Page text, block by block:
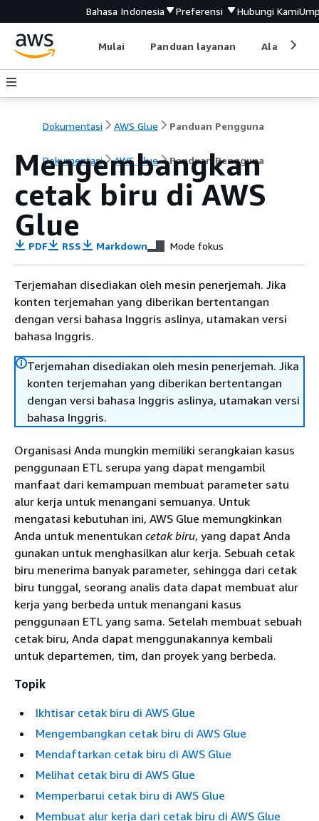
Bahasa Indonesia Preferensi Hubungi Kami
Mulai Panduan layanan Alat
Dokumentasi AWS Glue Panduan Pengguna
Dokumentasi AWS Glue Panduan Pengguna
Mengembangkan
cetak biru di AWS
Glue
PDF RSS Markdown Mode fokus
Terjemahan disediakan oleh mesin penerjemah. Jika
konten terjemahan yang diberikan bertentangan
dengan versi bahasa Inggris aslinya, utamakan versi
bahasa Inggris.
Terjemahan disediakan oleh mesin penerjemah. Jika
konten terjemahan yang diberikan bertentangan
dengan versi bahasa Inggris aslinya, utamakan versi
bahasa Inggris.
Organisasi Anda mungkin memiliki serangkaian kasus
penggunaan ETL serupa yang dapat mengambil
manfaat dari kemampuan membuat parameter satu
alur kerja untuk menangani semuanya. Untuk
mengatasi kebutuhan ini, AWS Glue memungkinkan
Anda untuk menentukan cetak biru, yang dapat Anda
gunakan untuk menghasilkan alur kerja. Sebuah cetak
biru menerima banyak parameter, sehingga dari cetak
biru tunggal, seorang analis data dapat membuat alur
kerja yang berbeda untuk menangani kasus
penggunaan ETL yang sama. Setelah membuat sebuah
cetak biru, Anda dapat menggunakannya kembali
untuk departemen, tim, dan proyek yang berbeda.
Topik
Ikhtisar cetak biru di AWS Glue
Mengembangkan cetak biru di AWS Glue
Mendaftarkan cetak biru di AWS Glue
Melihat cetak biru di AWS Glue
Memperbarui cetak biru di AWS Glue
Membuat alur kerja dari cetak biru di AWS Glue